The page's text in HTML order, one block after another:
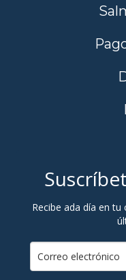
Recibe ada día en